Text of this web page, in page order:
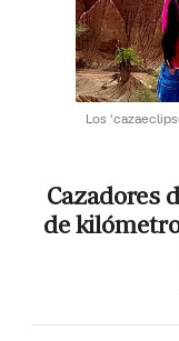
Los
Cazadores
de